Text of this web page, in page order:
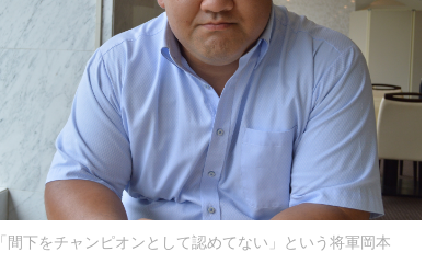
「間下をチャンピオンとして認めてない」という将軍岡本